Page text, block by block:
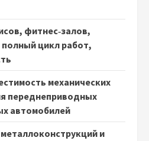
фитнес‑залов,
цикл работ,
механических
переднеприводных
автомобилей
и